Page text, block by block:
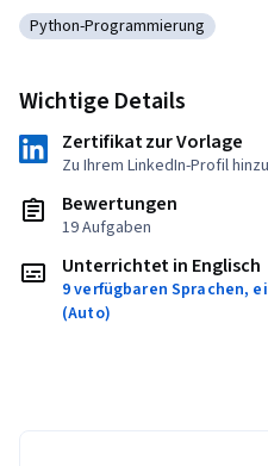
Kategorie: Python-
Python-Programmierung
Wichtige Details
Zertifikat zur Vorlage
Zu Ihrem LinkedIn-Profil
Bewertungen
19 Aufgaben
Unterrichtet in Englisch
9 verfügbaren Sprachen,
(Auto)